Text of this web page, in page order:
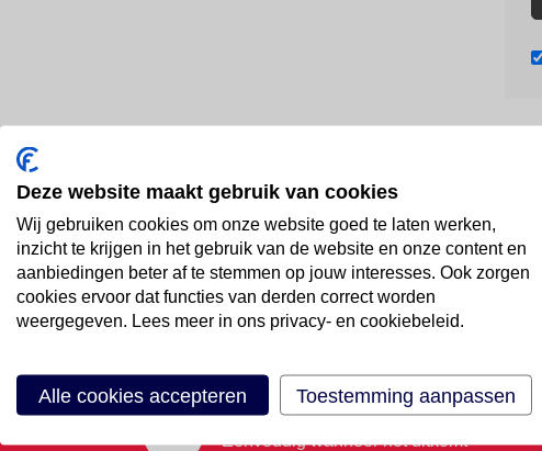
Bel ons
088 66 55 999
Mail ons
Maak een afspraak
Eenvoudig wanneer het uitkomt
Deze website maakt gebruik van cookies
Wij gebruiken cookies om onze website goed te laten werken,
inzicht te krijgen in het gebruik van de website en onze content en
aanbiedingen beter af te stemmen op jouw interesses. Ook zorgen
cookies ervoor dat functies van derden correct worden
weergegeven. Lees meer in ons privacy- en cookiebeleid.
Alle cookies accepteren Toestemming aanpassen